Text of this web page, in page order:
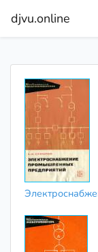
djvu.online